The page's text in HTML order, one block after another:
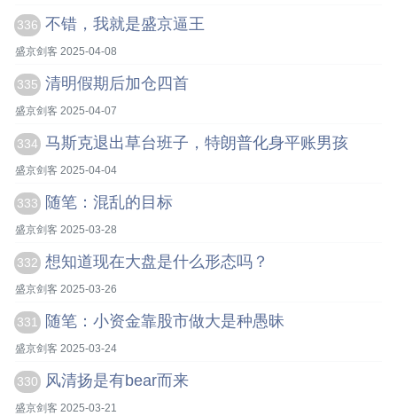
336 不错，我就是盛京逼王
盛京剑客 2025-04-08
335 清明假期后加仓四首
盛京剑客 2025-04-07
334 马斯克退出草台班子，特朗普化身平账男孩
盛京剑客 2025-04-04
333 随笔：混乱的目标
盛京剑客 2025-03-28
332 想知道现在大盘是什么形态吗？
盛京剑客 2025-03-26
331 随笔：小资金靠股市做大是种愚昧
盛京剑客 2025-03-24
330 风清扬是有bear而来
盛京剑客 2025-03-21